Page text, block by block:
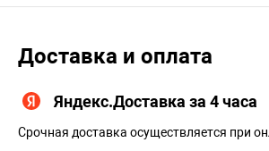
Доставка и оплата
Яндекс.Доставка за 4 часа
Срочная доставка осуществляется при